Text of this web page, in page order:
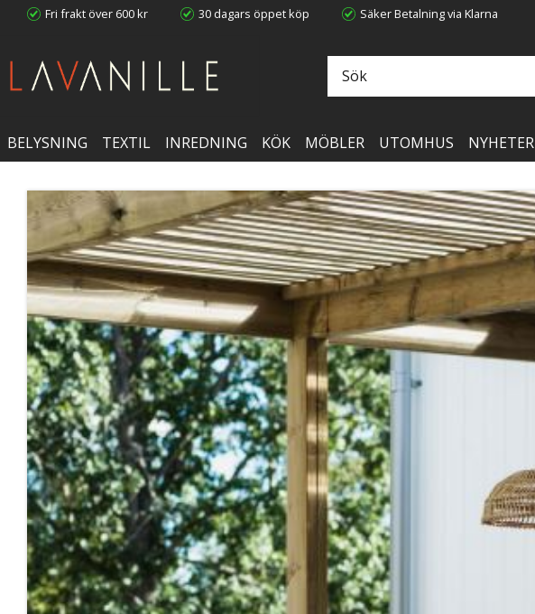
Fri frakt över 600 kr 30 dagars öppet köp Säker Betalning via Klarna
BELYSNING TEXTIL INREDNING KÖK MÖBLER UTOMHUS NYHETER